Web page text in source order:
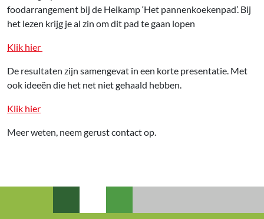
foodarrangement bij de Heikamp ‘Het pannenkoekenpad’. Bij
het lezen krijg je al zin om dit pad te gaan lopen
Klik hier
De resultaten zijn samengevat in een korte presentatie. Met
ook ideeën die het net niet gehaald hebben.
Klik hier
Meer weten, neem gerust contact op.